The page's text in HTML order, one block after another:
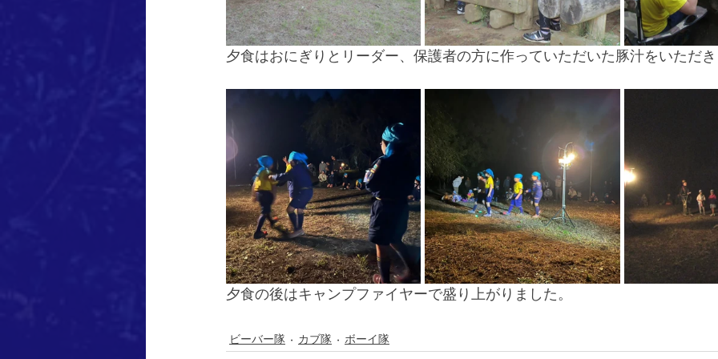
夕食はおにぎりとリーダー、保護者の方に作っていただいた豚汁をいただ
夕食の後はキャンプファイヤーで盛り上がりました。
ビーバー隊 カブ隊 ボーイ隊